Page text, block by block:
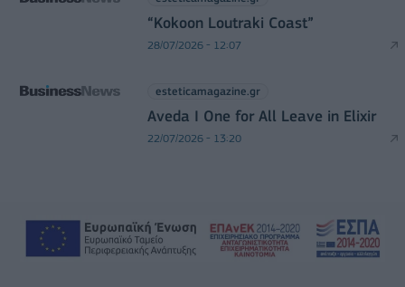
“Kokoon Loutraki Coast”
28/07/2026 - 12:07
esteticamagazine.gr
Aveda I One for All Leave in Elixir
22/07/2026 - 13:20